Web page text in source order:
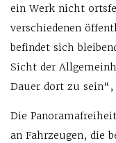
ein Werk nicht
verschiedenen
befindet sich
Sicht der
Dauer dort zu
Die
an Fahrzeugen, die